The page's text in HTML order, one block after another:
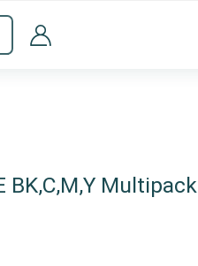
informáticos
Multipack